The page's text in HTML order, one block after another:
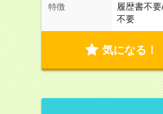
特徴 履歴書不要
不要
気になる！